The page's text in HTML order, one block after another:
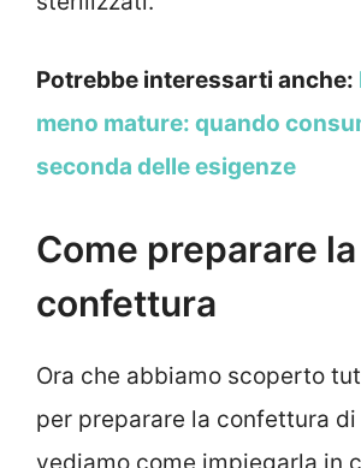
Potrebbe interessarti anche:
meno mature: quando
seconda delle esigenze
Come preparare la
confettura
Ora che abbiamo scoperto
per preparare la confettura di